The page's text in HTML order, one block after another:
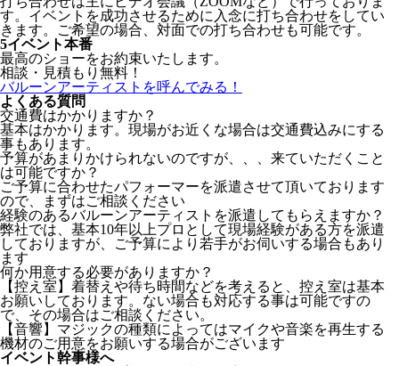
す。イベントを成功させるために入念に打ち合わせをしてい
きます。ご希望の場合、対面での打ち合わせも可能です。
5イベント本番
最高のショーをお約束いたします。
相談・見積もり無料！
バルーンアーティストを呼んでみる！
よくある質問
交通費はかかりますか？
基本はかかります。現場がお近くな場合は交通費込みにする
事もあります。
予算があまりかけられないのですが、、、来ていただくこと
は可能ですか？
ご予算に合わせたパフォーマーを派遣させて頂いております
ので、まずはご相談ください
経験のあるバルーンアーティストを派遣してもらえますか？
弊社では、基本10年以上プロとして現場経験がある方を派遣
しておりますが、ご予算により若手がお伺いする場合もあり
ます
何か用意する必要がありますか？
【控え室】着替えや待ち時間などを考えると、控え室は基本
お願いしております。ない場合も対応する事は可能ですの
で、その場合はご相談ください。
【音響】マジックの種類によってはマイクや音楽を再生する
機材のご用意をお願いする場合がございます
イベント幹事様へ